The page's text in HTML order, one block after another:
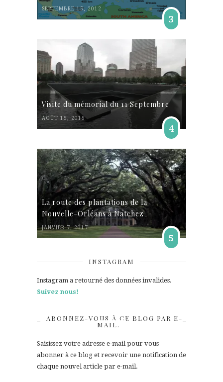
SEPTEMBRE 15, 2012
3
Visite du mémorial du 11 Septembre
AOÛT 15, 2015
4
La route des plantations de la
Nouvelle-Orléans à Natchez
JANVIER 7, 2017
5
INSTAGRAM
Instagram a retourné des données invalides.
Suivez nous!
ABONNEZ-VOUS À CE BLOG PAR E-
MAIL.
Saisissez votre adresse e-mail pour vous
abonner à ce blog et recevoir une notification de
chaque nouvel article par e-mail.